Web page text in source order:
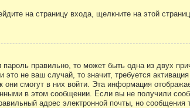
на страницу входа, щелкните на этой
правильно, то может быть одна из двух
не ваш случай, то значит, требуется
смогут в них войти. Эта информация
в этом сообщении. Если вы не получили
адрес электронной почты, но сообщения